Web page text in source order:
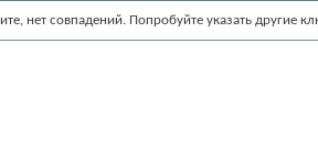
нет совпадений. Попробуйте указать другие